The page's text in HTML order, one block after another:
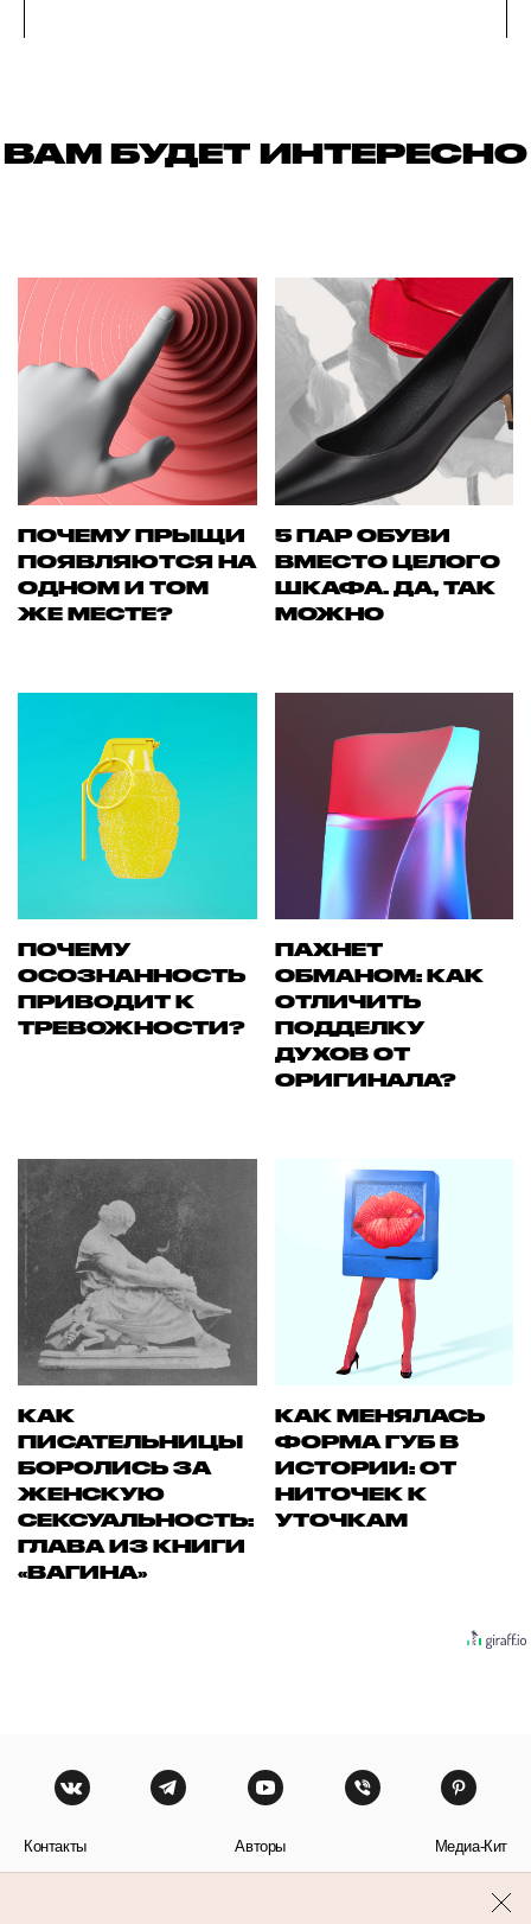
ВАМ БУДЕТ ИНТЕРЕСНО
ПОЧЕМУ ПРЫЩИ
ПОЯВЛЯЮТСЯ НА
ОДНОМ И ТОМ
ЖЕ МЕСТЕ?
5 ПАР ОБУВИ
ВМЕСТО ЦЕЛОГО
ШКАФА. ДА, ТАК
МОЖНО
ПОЧЕМУ
ОСОЗНАННОСТЬ
ПРИВОДИТ К
ТРЕВОЖНОСТИ?
ПАХНЕТ
ОБМАНОМ: КАК
ОТЛИЧИТЬ
ПОДДЕЛКУ
ДУХОВ ОТ
ОРИГИНАЛА?
КАК
ПИСАТЕЛЬНИЦЫ
БОРОЛИСЬ ЗА
ЖЕНСКУЮ
СЕКСУАЛЬНОСТЬ:
ГЛАВА ИЗ КНИГИ
«ВАГИНА»
КАК МЕНЯЛАСЬ
ФОРМА ГУБ В
ИСТОРИИ: ОТ
НИТОЧЕК К
УТОЧКАМ
Контакты Авторы Медиа-Кит